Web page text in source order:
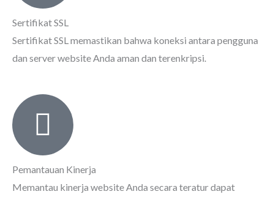
Sertifikat SSL
Sertifikat SSL memastikan bahwa koneksi antara pengguna
dan server website Anda aman dan terenkripsi.
Pemantauan Kinerja
Memantau kinerja website Anda secara teratur dapat